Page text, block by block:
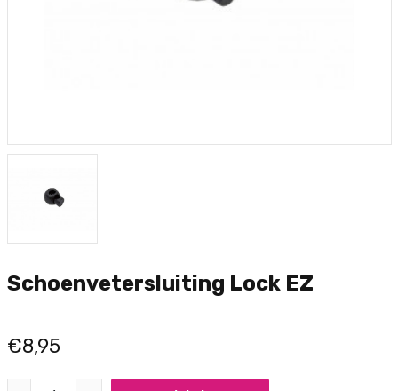
Schoenvetersluiting Lock EZ
€8,95